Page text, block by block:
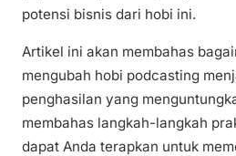
potensi bisnis dari hobi ini.
Artikel ini akan membahas
mengubah hobi podcasting
penghasilan yang
membahas langkah-langkah
dapat Anda terapkan untuk